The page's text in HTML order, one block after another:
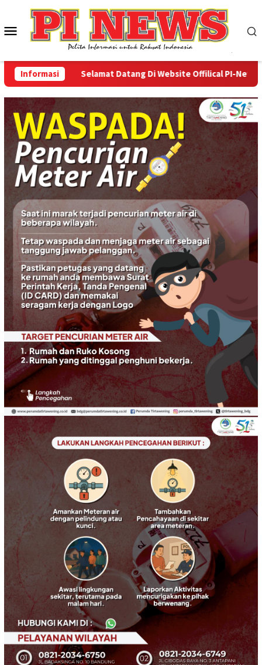
konten
Menu
Mobile
Informasi Selamat Datang Di Website Offilical PI-News